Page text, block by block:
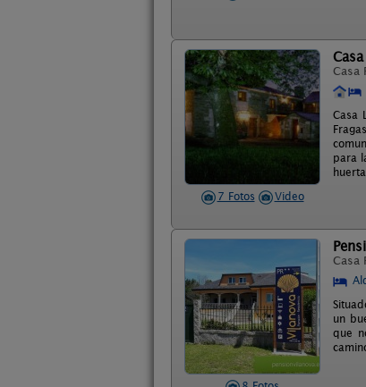
7 Fotos Video
Casa
Casa
para
Casa
un
que